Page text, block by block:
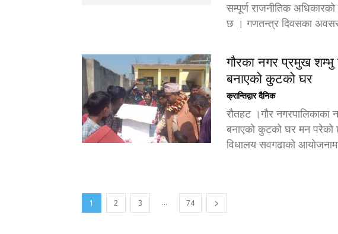
सम्पूर्ण राजनीतिक
छ । गणतन्त्र दिवसका
गाैरका नगर प्रमुख शम्भु
बनाएको कुटको घर
क्रान्तिद्वार दैनिक
राैतहट ।गाैर
बनाएको कुटको घर मन
विधालय सवगढाको
1 2 3 ... 74